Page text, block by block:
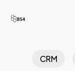
CRM